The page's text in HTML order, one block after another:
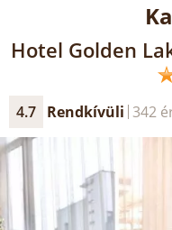
Hotel Golden
4.7 Rendkívüli 342